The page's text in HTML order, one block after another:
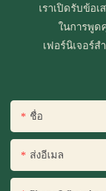
เราเปิดรับข้อ
ในการพูด
เฟอร์นิเจอร์
ชื่อ
ส่งอีเมล